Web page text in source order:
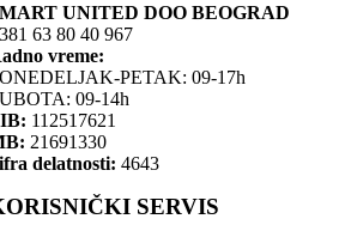
UNITED DOO BEOGRAD
63 80 40 967
vreme:
PETAK: 09-17h
09-14h
112517621
21691330
delatnosti: 4643
SERVIS